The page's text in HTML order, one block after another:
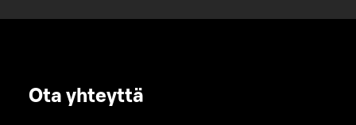
Ota yhteyttä